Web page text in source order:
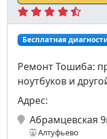
Бесплатная
Ремонт Тошиба:
ноутбуков и
Адрес:
Абрамцевская
Алтуфьево